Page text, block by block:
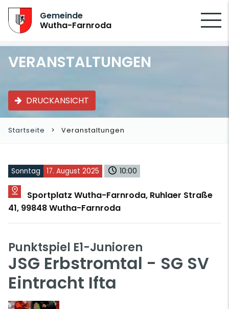
Gemeinde
Wutha-Farnroda
VERANSTALTUNGEN
DRUCKANSICHT
Startseite Veranstaltungen
Sonntag 17. August 2025 10:00
Sportplatz Wutha-Farnroda, Ruhlaer Straße
41, 99848 Wutha-Farnroda
Punktspiel E1-Junioren
JSG Erbstromtal - SG SV
Eintracht Ifta